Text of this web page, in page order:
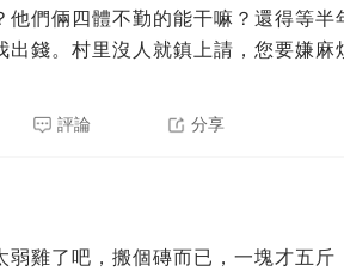
他們倆四體不勤的能干嘛？還得等半
出錢。村里沒人就鎮上請，您要嫌麻
評論 分享
雞了吧，搬個磚而已，一塊才五斤